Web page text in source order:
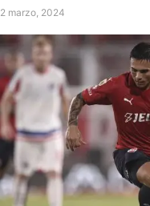
2 marzo, 2024